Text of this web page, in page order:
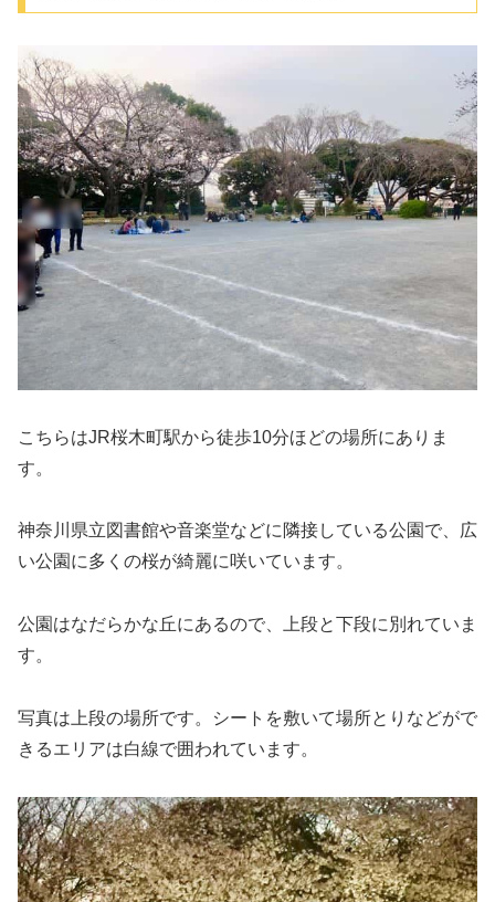
こちらはJR桜木町駅から徒歩10分ほどの場所にありま
す。
神奈川県立図書館や音楽堂などに隣接している公園で、広
い公園に多くの桜が綺麗に咲いています。
公園はなだらかな丘にあるので、上段と下段に別れていま
す。
写真は上段の場所です。シートを敷いて場所とりなどがで
きるエリアは白線で囲われています。